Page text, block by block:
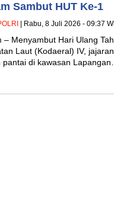
Sambut HUT Ke-1
| Rabu, 8 Juli 2026 - 09:37
– Menyambut Hari Ulang
Laut (Kodaeral) IV,
pantai di kawasan Lapangan…